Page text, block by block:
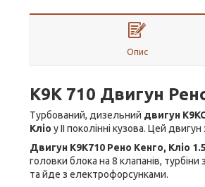
Опис
K9K 710 Двигун
Турбований, дизельний двигун K9
Кліо у II поколінні кузова. Цей
Двигун K9K710 Рено Кенго, Кліо
головки блока на 8 клапанів,
та йде з електрофорсунками.